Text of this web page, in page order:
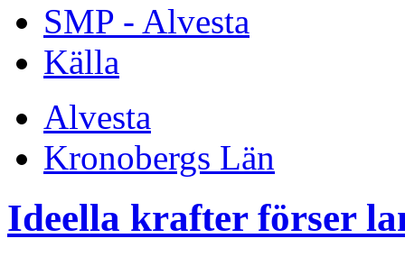
SMP - Alvesta
Källa
Alvesta
Kronobergs Län
Ideella krafter förser